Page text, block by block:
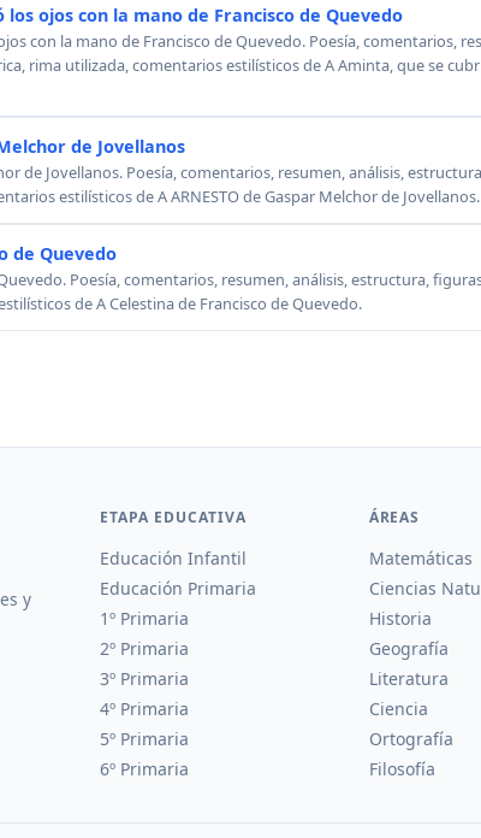
ojos con la mano de Francisco de Quevedo
con la mano de Francisco de Quevedo. Poesía, comentarios,
rima utilizada, comentarios estilísticos de A Aminta, que se
de Jovellanos
de Jovellanos. Poesía, comentarios, resumen, análisis,
estilísticos de A ARNESTO de Gaspar Melchor de Jovellanos.
de Quevedo
Poesía, comentarios, resumen, análisis, estructura,
de A Celestina de Francisco de Quevedo.
y
ETAPA EDUCATIVA
Educación Infantil
Educación Primaria
1º Primaria
2º Primaria
3º Primaria
4º Primaria
5º Primaria
6º Primaria
ÁREAS
Matemáticas
Ciencias
Historia
Geografía
Literatura
Ciencia
Ortografía
Filosofía